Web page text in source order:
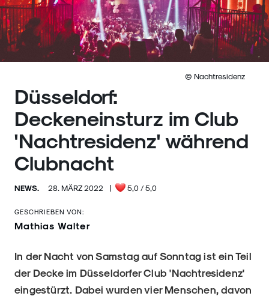
© Nachtresidenz
Düsseldorf:
Deckeneinsturz im Club
'Nachtresidenz' während
Clubnacht
NEWS. 28. MÄRZ 2022 | 5,0 / 5,0
GESCHRIEBEN VON:
Mathias Walter
In der Nacht von Samstag auf Sonntag ist ein Teil
der Decke im Düsseldorfer Club 'Nachtresidenz'
eingestürzt. Dabei wurden vier Menschen, davon